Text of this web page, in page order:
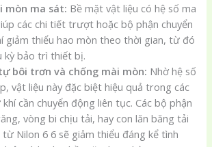
mòn ma sát: Bề mặt vật liệu có hệ số ma
các chi tiết trượt hoặc bộ phận chuyển
giảm thiểu hao mòn theo thời gian, từ đó
kỳ bảo trì thiết bị.
bôi trơn và chống mài mòn: Nhờ hệ số
vật liệu này đặc biệt hiệu quả trong các
khí cần chuyển động liên tục. Các bộ phận
vòng bi chịu tải, hay con lăn băng tải
Nilon 6 6 sẽ giảm thiểu đáng kể tình